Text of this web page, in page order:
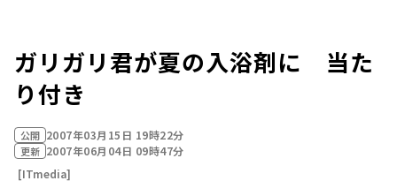
ガリガリ君が夏の入浴剤に 当た
り付き
公開 2007年03月15日 19時22分
更新 2007年06月04日 09時47分
[ITmedia]